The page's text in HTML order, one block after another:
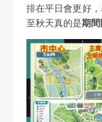
排在平日會更好
至秋天真的是期